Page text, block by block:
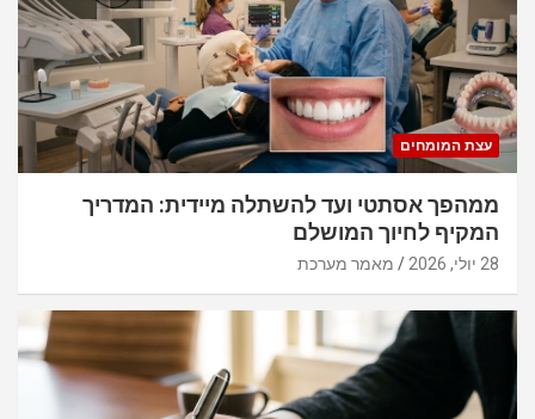
עצת המומחים
ממהפך אסתטי ועד להשתלה מיידית: המדריך
המקיף לחיוך המושלם
28 יולי, 2026 מאמר מערכת